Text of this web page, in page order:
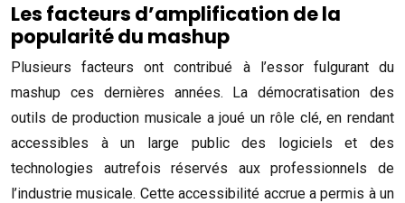
Les facteurs d’amplification de la
popularité du mashup
Plusieurs facteurs ont contribué à l’essor fulgurant du
mashup ces dernières années. La démocratisation des
outils de production musicale a joué un rôle clé, en rendant
accessibles à un large public des logiciels et des
technologies autrefois réservés aux professionnels de
l’industrie musicale. Cette accessibilité accrue a permis à un